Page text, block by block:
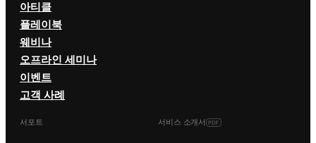
아티클
플레이북
웨비나
오프라인 세미나
이벤트
고객 사례
서포트 서비스 소개서